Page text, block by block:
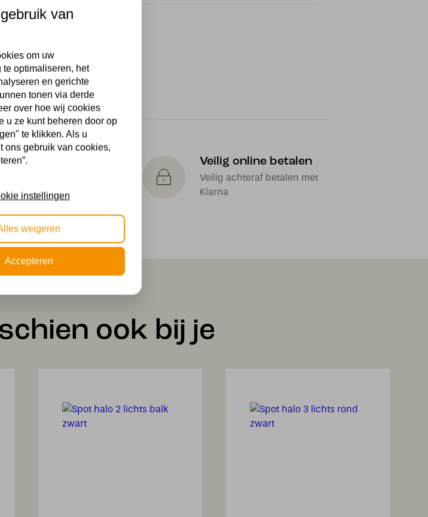
Veilig online betalen
Veilig achteraf betalen met
Klarna
ook bij je
van
om uw
optimaliseren, het
en gerichte
tonen via derde
over hoe wij cookies
u ze kunt beheren door op
te klikken. Als u
ons gebruik van cookies,
instellingen
weigeren
Accepteren